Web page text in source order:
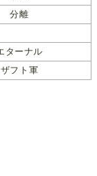
分離
ターナル
ザフト軍